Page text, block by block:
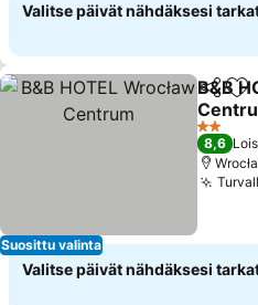
Valitse päivät nähdäksesi
Suosittu valinta
Jaa
B&B
Katso
2
8,6
Valitse päivät nähdäksesi